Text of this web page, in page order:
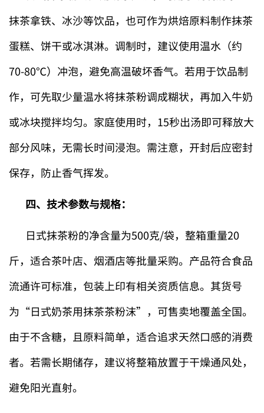
抹茶拿铁、冰沙等饮品，也可作为烘焙原料制作抹茶
蛋糕、饼干或冰淇淋。调制时，建议使用温水（约
70-80℃）冲泡，避免高温破坏香气。若用于饮品制
作，可先取少量温水将抹茶粉调成糊状，再加入牛奶
或冰块搅拌均匀。家庭使用时，15秒出汤即可释放大
部分风味，无需长时间浸泡。需注意，开封后应密封
保存，防止香气挥发。
四、技术参数与规格：
日式抹茶粉的净含量为500克/袋，整箱重量20
斤，适合茶叶店、烟酒店等批量采购。产品符合食品
流通许可标准，包装上印有相关资质信息。其货号
为“日式奶茶用抹茶茶粉沫”，可售卖地覆盖全国。
由于不含糖，且原料简单，适合追求天然口感的消费
者。若需长期储存，建议将整箱放置于干燥通风处，
避免阳光直射。